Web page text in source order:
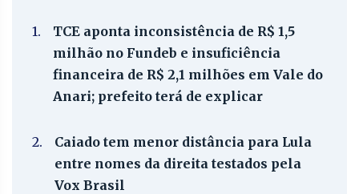
1.
TCE aponta inconsistência de R$ 1,5
milhão no Fundeb e insuficiência
financeira de R$ 2,1 milhões em Vale do
Anari; prefeito terá de explicar
2.
Caiado tem menor distância para Lula
entre nomes da direita testados pela
Vox Brasil